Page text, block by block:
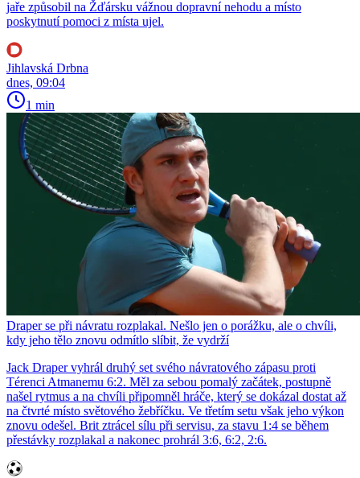
jaře způsobil na Žďársku vážnou dopravní nehodu a místo
poskytnutí pomoci z místa ujel.
Jihlavská Drbna
dnes, 09:04
1 min
Draper se při návratu rozplakal. Nešlo jen o porážku, ale o chvíli,
kdy jeho tělo znovu odmítlo slíbit, že vydrží
Jack Draper vyhrál druhý set svého návratového zápasu proti
Térenci Atmanemu 6:2. Měl za sebou pomalý začátek, postupně
našel rytmus a na chvíli připomněl hráče, který se dokázal dostat až
na čtvrté místo světového žebříčku. Ve třetím setu však jeho výkon
znovu odešel. Brit ztrácel sílu při servisu, za stavu 1:4 se během
přestávky rozplakal a nakonec prohrál 3:6, 6:2, 2:6.